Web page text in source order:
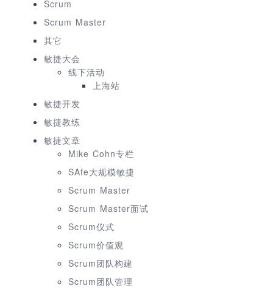
Scrum
Scrum Master
其它
敏捷大会
线下活动
上海站
敏捷开发
敏捷教练
敏捷文章
Mike Cohn专栏
SAfe大规模敏捷
Scrum Master
Scrum Master面试
Scrum仪式
Scrum价值观
Scrum团队构建
Scrum团队管理